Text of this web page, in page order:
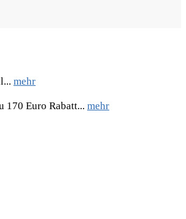
mehr
170 Euro Rabatt... mehr